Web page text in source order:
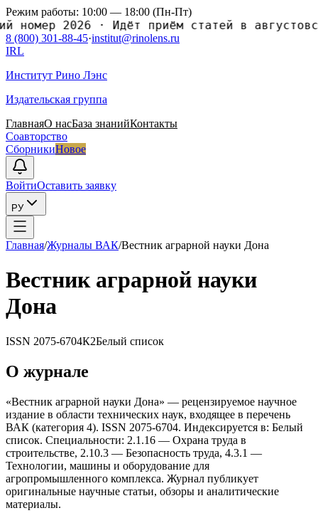
Режим работы: 10:00 — 18:00 (Пн-Пт)
2026·Идёт приём статей в
8 (800) 301-88-45·institut@rinolens.ru
IRL
Институт Рино Лэнс
Издательская группа
ГлавнаяО насБаза знанийКонтакты
Соавторство
СборникиНовое
ВойтиОставить заявку
РУ
Главная/Журналы ВАК/Вестник аграрной науки Дона
Вестник аграрной науки
Дона
ISSN 2075-6704К2Белый список
О журнале
«Вестник аграрной науки Дона» — рецензируемое научное
издание в области технических наук, входящее в перечень
ВАК (категория 4). ISSN 2075-6704. Индексируется в: Белый
список. Специальности: 2.1.16 — Оxрана труда в
строительстве, 2.10.3 — Безопасность труда, 4.3.1 —
Теxнологии, машины и оборудование для
агропромышленного комплекса. Журнал публикует
оригинальные научные статьи, обзоры и аналитические
материалы.